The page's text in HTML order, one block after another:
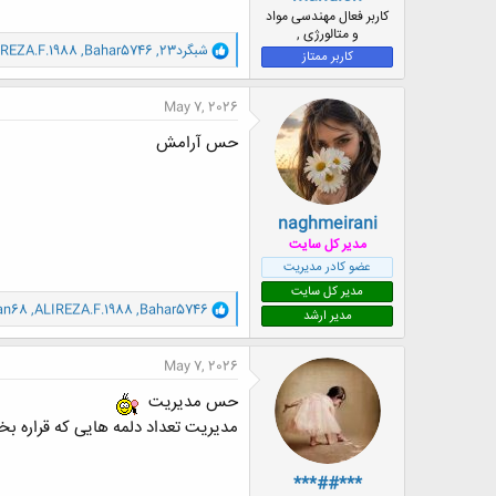
ض
ع
کاربر فعال مهندسی مواد
و متالورژی ,
کاربر ممتاز
و
ا
ک
ن
ش
ه
ا
شبگرد23 ,
Bahar5746
,
naghmeirani
مدیر کل سایت
عضو کادر مدیریت
مدیر کل سایت
مدیر ارشد
May 7, 2026
حس آرامش
و
ا
ک
ن
ش
ا
:
Bahar5746
,
ALIREZA.F.1988
,
***##***
May 7, 2026
حس مدیریت
مدیریت تعداد دلمه هایی که قراره